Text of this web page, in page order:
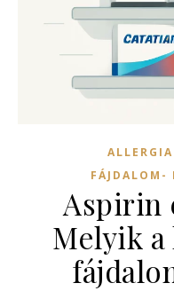
FÁJDALOM-
Aspirin
Melyik a